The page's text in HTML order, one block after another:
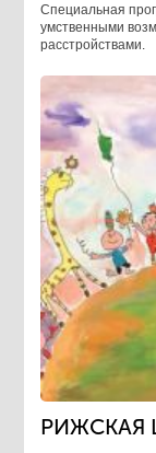
Специальная
умственными
расстройствами.
РИЖСКАЯ